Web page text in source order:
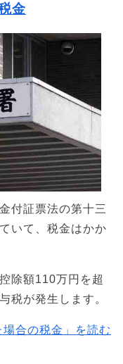
金
付証票法の第十三
いて、税金はかか
除額110万円を超
税が発生します。
場合の税金」を読む